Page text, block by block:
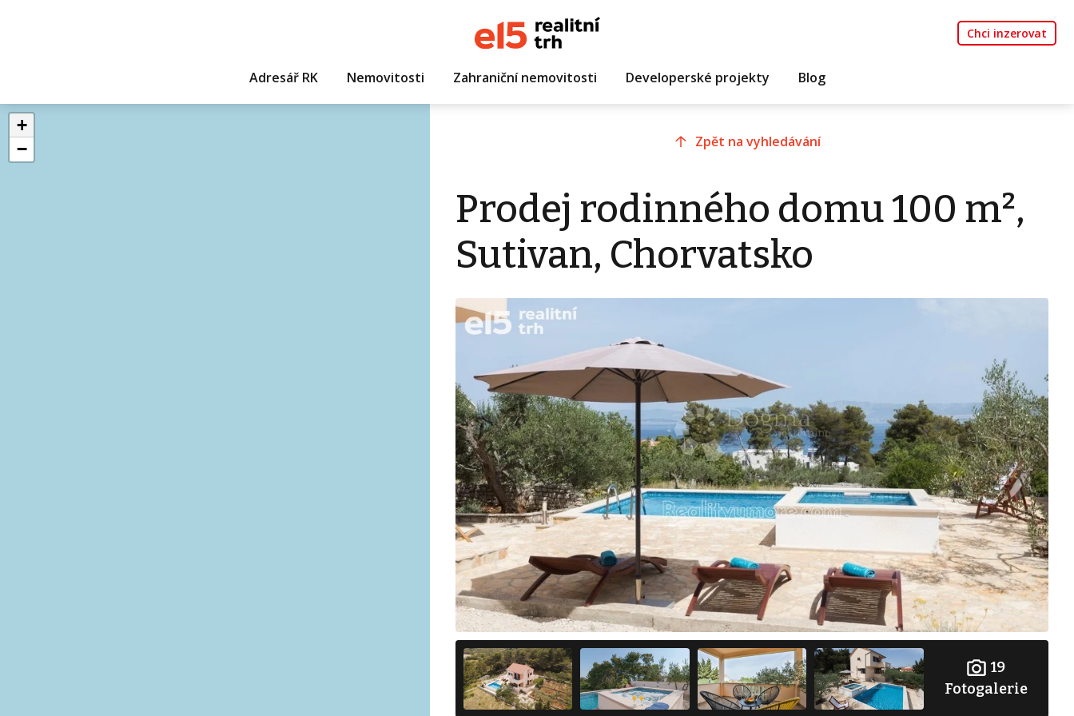
Chci inzerovat
Adresář RK Nemovitosti Zahraniční nemovitosti Developerské projekty Blog
+
−
Zpět na vyhledávání
Prodej rodinného domu 100 m²,
Sutivan, Chorvatsko
19
Fotogalerie